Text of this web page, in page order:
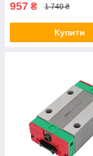
957 ₴ 1 740 ₴
Купити